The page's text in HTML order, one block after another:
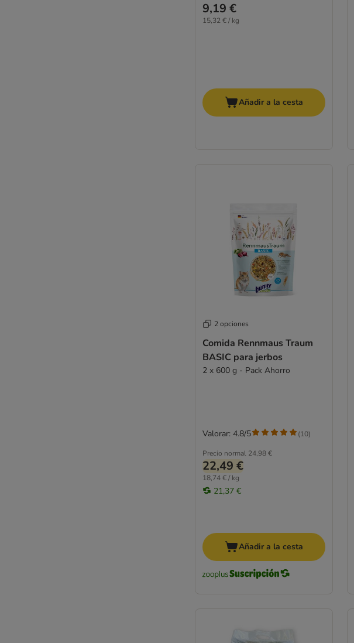
9,19 €
15,32 € / kg
Añadir a la cesta
2 opciones
Comida Rennmaus Traum
BASIC para jerbos
2 x 600 g - Pack Ahorro
Precio normal 24,98 €
22,49 €
18,74 € / kg
21,37 €
Valorar: 4.8/5 (10)
Añadir a la cesta